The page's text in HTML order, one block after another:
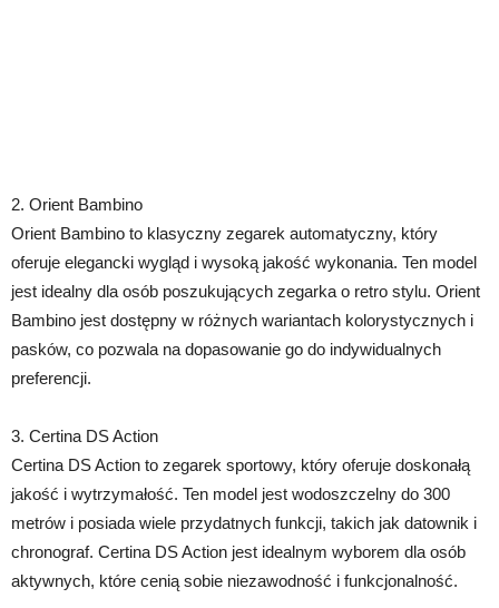
2. Orient Bambino
Orient Bambino to klasyczny zegarek automatyczny, który
oferuje elegancki wygląd i wysoką jakość wykonania. Ten model
jest idealny dla osób poszukujących zegarka o retro stylu. Orient
Bambino jest dostępny w różnych wariantach kolorystycznych i
pasków, co pozwala na dopasowanie go do indywidualnych
preferencji.
3. Certina DS Action
Certina DS Action to zegarek sportowy, który oferuje doskonałą
jakość i wytrzymałość. Ten model jest wodoszczelny do 300
metrów i posiada wiele przydatnych funkcji, takich jak datownik i
chronograf. Certina DS Action jest idealnym wyborem dla osób
aktywnych, które cenią sobie niezawodność i funkcjonalność.